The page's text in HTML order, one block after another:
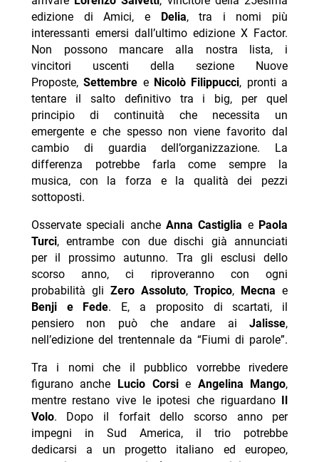
edizione di Amici, e
Delia, tra i nomi più
interessanti emersi dall’ultimo edizione X Factor.
Non possono mancare alla nostra lista, i
vincitori uscenti della sezione Nuove
Proposte,Settembre e Nicolò Filippucci, pronti a
tentare il salto definitivo tra i big, per quel
principio di continuità che necessita un
emergente e che spesso non viene favorito dal
cambio di guardia dell’organizzazione. La
differenza potrebbe farla come sempre la
musica, con la forza e la qualità dei pezzi
sottoposti.
Osservate speciali anche Anna Castiglia e Paola
Turci, entrambe con due dischi già annunciati
per il prossimo autunno. Tra gli esclusi dello
scorso anno, ci riproveranno con ogni
probabilità gli Zero Assoluto,Tropico, Mecna e
Benji e Fede. E, a proposito di scartati, il
pensiero non può che andare aiJalisse,
nell’edizione del trentennale da “Fiumi di parole”.
Tra i nomi che il pubblico vorrebbe rivedere
figurano anche
Lucio Corsie Angelina Mango,
mentre restano vive le ipotesi che riguardano
Volo. Dopo il forfait dello scorso anno per
impegni in Sud America, il trio potrebbe
dedicarsi a un progetto italiano ed europeo,